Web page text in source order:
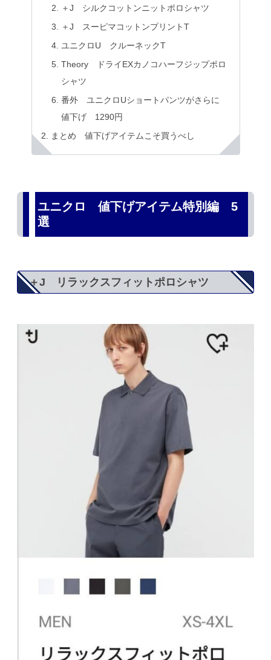
＋J シルクコットンニットポロシャツ
＋J スーピマコットンプリントT
ユニクロU クルーネックT
Theory ドライEXカノコハーフジップポロ
シャツ
番外 ユニクロUショートパンツがさらに
値下げ 1290円
まとめ 値下げアイテムこそ買うべし
ユニクロ 値下げアイテム特別編 5
選
＋J リラックスフィットポロシャツ